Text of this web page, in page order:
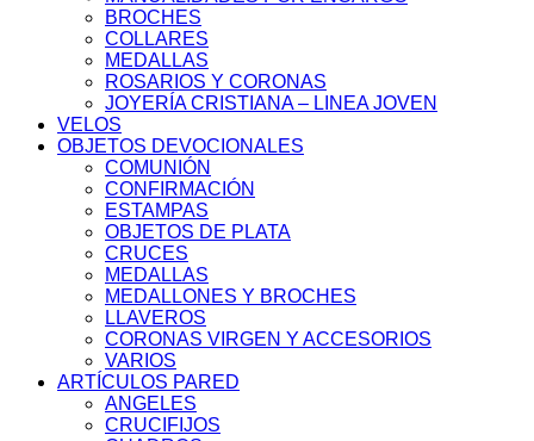
BROCHES
COLLARES
MEDALLAS
ROSARIOS Y CORONAS
JOYERÍA CRISTIANA – LINEA JOVEN
VELOS
OBJETOS DEVOCIONALES
COMUNIÓN
CONFIRMACIÓN
ESTAMPAS
OBJETOS DE PLATA
CRUCES
MEDALLAS
MEDALLONES Y BROCHES
LLAVEROS
CORONAS VIRGEN Y ACCESORIOS
VARIOS
ARTÍCULOS PARED
ANGELES
CRUCIFIJOS